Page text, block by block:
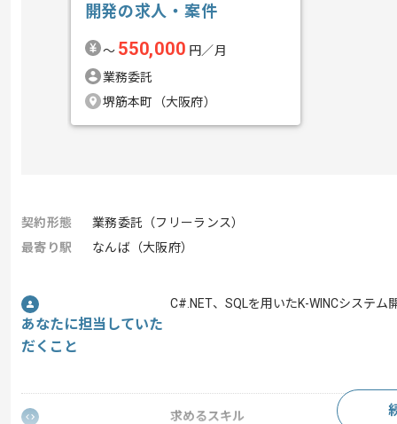
開発の求人・案件
〜 550,000 円／月
業務委託
堺筋本町（大阪府）
契約形態
業務委託（フリーランス）
最寄り駅
なんば（大阪府）
あなたに担当していた
だくこと
C#.NET、SQLを用いたK-WINCシステム
求めるスキル